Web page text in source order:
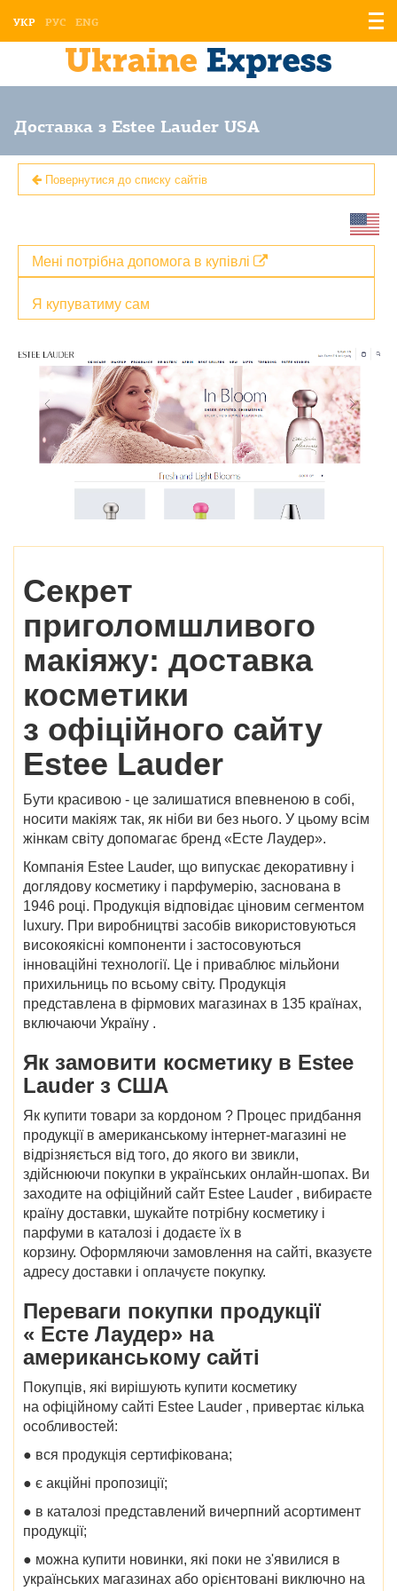
УКР РУС ENG
Доставка з Estee Lauder USA
Повернутися до списку сайтів
Я купуватиму сам
Мені потрібна допомога в купівлі
Секрет
приголомшливого
макіяжу: доставка
косметики
з офіційного сайту
Estee Lauder
Бути красивою - це залишатися впевненою в собі,
носити макіяж так, як ніби ви без нього. У цьому всім
жінкам світу допомагає бренд «Есте Лаудер».
Компанія Estee Lauder, що випускає декоративну і
доглядову косметику і парфумерію, заснована в
1946 році. Продукція відповідає ціновим сегментом
luxury. При виробництві засобів використовуються
високоякісні компоненти і застосовуються
інноваційні технології. Це і приваблює мільйони
прихильниць по всьому світу. Продукція
представлена в фірмових магазинах в 135 країнах,
включаючи Україну .
Як замовити косметику в Estee
Lauder з США
Як купити товари за кордоном ? Процес придбання
продукції в американському інтернет-магазині не
відрізняється від того, до якого ви звикли,
здійснюючи покупки в українських онлайн-шопах. Ви
заходите на офіційний сайт Estee Lauder , вибираєте
країну доставки, шукайте потрібну косметику і
парфуми в каталозі і додаєте їх в
корзину. Оформляючи замовлення на сайті, вказуєте
адресу доставки і оплачуєте покупку.
Переваги покупки продукції
« Есте Лаудер» на
американському сайті
Покупців, які вирішують купити косметику
на офіційному сайті Estee Lauder , привертає кілька
особливостей:
● вся продукція сертифікована;
● є акційні пропозиції;
● в каталозі представлений вичерпний асортимент
продукції;
● можна купити новинки, які поки не з'явилися в
українських магазинах або орієнтовані виключно на